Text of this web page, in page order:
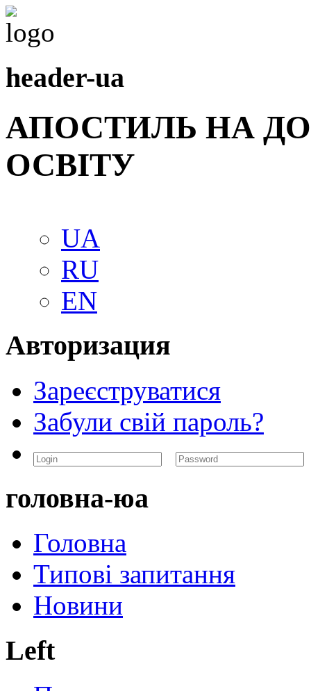
header-ua
АПОСТИЛЬ НА
ОСВIТУ
UA
RU
EN
Авторизация
Зареєструватися
Забули свій пароль?
головна-юа
Головна
Типові запитання
Новини
Left